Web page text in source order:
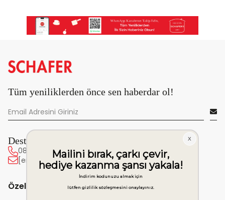
Tüm yeniliklerden önce sen haberdar ol!
Destek Hattı
0850 222 20 63
[email protected]
Özel Günler ve Hediye